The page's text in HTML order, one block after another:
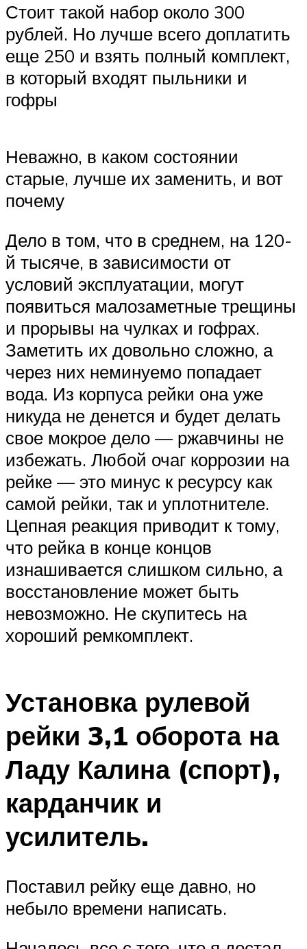
Стоит такой набор около 300
рублей. Но лучше всего доплатить
еще 250 и взять полный комплект,
в который входят пыльники и
гофры
Неважно, в каком состоянии
старые, лучше их заменить, и вот
почему
Дело в том, что в среднем, на 120-
й тысяче, в зависимости от
условий эксплуатации, могут
появиться малозаметные трещины
и прорывы на чулках и гофрах.
Заметить их довольно сложно, а
через них неминуемо попадает
вода. Из корпуса рейки она уже
никуда не денется и будет делать
свое мокрое дело — ржавчины не
избежать. Любой очаг коррозии на
рейке — это минус к ресурсу как
самой рейки, так и уплотнителе.
Цепная реакция приводит к тому,
что рейка в конце концов
изнашивается слишком сильно, а
восстановление может быть
невозможно. Не скупитесь на
хороший ремкомплект.
Установка рулевой
рейки 3,1 оборота на
Ладу Калина (спорт),
карданчик и
усилитель.
Поставил рейку еще давно, но
небыло времени написать.